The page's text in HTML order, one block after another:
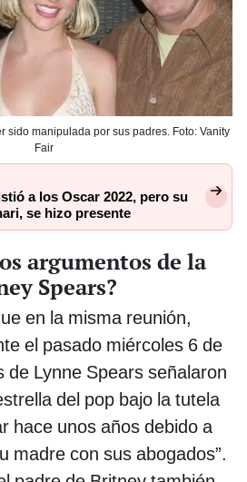
sido manipulada por sus padres. Foto: Vanity
Fair
a los Oscar 2022, pero su
se hizo presente
argumentos de la
Spears?
en la misma reunión,
el pasado miércoles 6 de
de Lynne Spears señalaron
del pop bajo la tutela
hace unos años debido a
madre con sus abogados”.